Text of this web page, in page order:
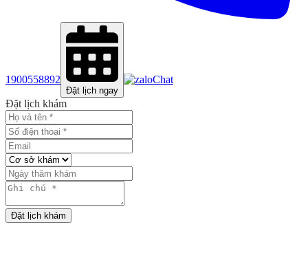
1900558892
Đặt lịch ngay
Chat
Đặt lịch khám
Đặt lịch khám